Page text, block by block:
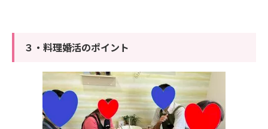
３・料理婚活のポイント